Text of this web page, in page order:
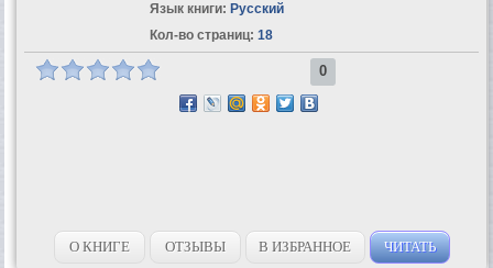
Язык книги: Русский
Кол-во страниц: 18
0
О КНИГЕ ОТЗЫВЫ В ИЗБРАННОЕ ЧИТАТЬ